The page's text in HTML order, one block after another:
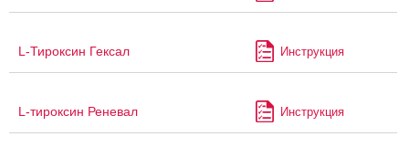
L-Тироксин Гексал Инструкция
L-тироксин Реневал Инструкция